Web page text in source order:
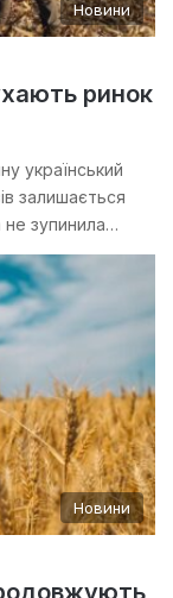
Новини
ринок
український
залишається
не зупинила…
Новини